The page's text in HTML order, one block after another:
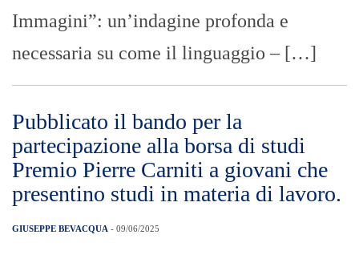
Immagini”: un’indagine profonda e
necessaria su come il linguaggio – […]
Pubblicato il bando per la
partecipazione alla borsa di studi
Premio Pierre Carniti a giovani che
presentino studi in materia di lavoro.
GIUSEPPE BEVACQUA - 09/06/2025